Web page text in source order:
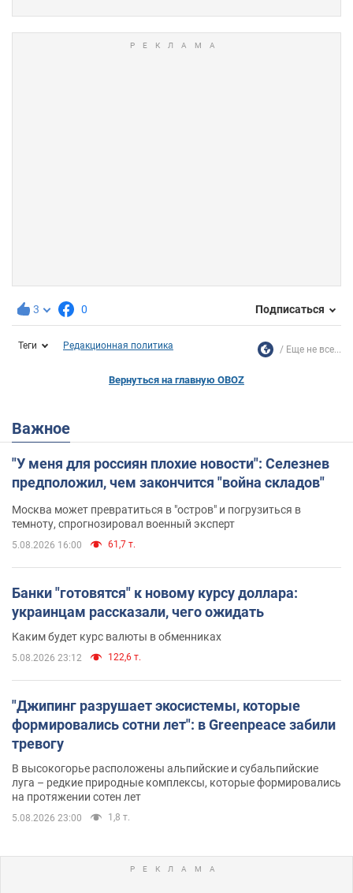
3 0 Подписаться
Теги Редакционная политика Еще не все...
Вернуться на главную OBOZ
Важное
"У меня для россиян плохие новости": Селезнев
предположил, чем закончится "война складов"
Москва может превратиться в "остров" и погрузиться в
темноту, спрогнозировал военный эксперт
5.08.2026 16:00 61,7 т.
Банки "готовятся" к новому курсу доллара:
украинцам рассказали, чего ожидать
Каким будет курс валюты в обменниках
5.08.2026 23:12 122,6 т.
"Джипинг разрушает экосистемы, которые
формировались сотни лет": в Greenpeace забили
тревогу
В высокогорье расположены альпийские и субальпийские
луга – редкие природные комплексы, которые формировались
на протяжении сотен лет
5.08.2026 23:00 1,8 т.